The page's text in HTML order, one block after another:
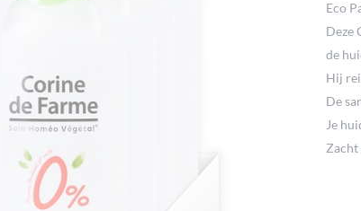
Eco
Deze
de
Hij
De
Je
Zacht